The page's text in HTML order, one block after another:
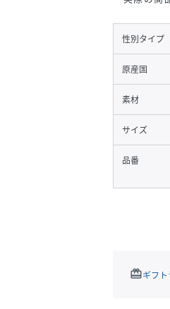
性別タイプ
原産国
素材
サイズ
品番
redeemギフ